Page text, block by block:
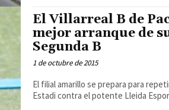
El Villarreal B de
mejor arranque de
Segunda B
1 de octubre de 2015
El filial amarillo se prepara para
Estadi contra el potente Lleida